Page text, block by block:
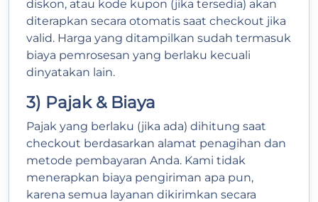
diskon, atau kode kupon (jika tersedia) akan
diterapkan secara otomatis saat checkout jika
valid. Harga yang ditampilkan sudah termasuk
biaya pemrosesan yang berlaku kecuali
dinyatakan lain.
3) Pajak & Biaya
Pajak yang berlaku (jika ada) dihitung saat
checkout berdasarkan alamat penagihan dan
metode pembayaran Anda. Kami tidak
menerapkan biaya pengiriman apa pun,
karena semua layanan dikirimkan secara